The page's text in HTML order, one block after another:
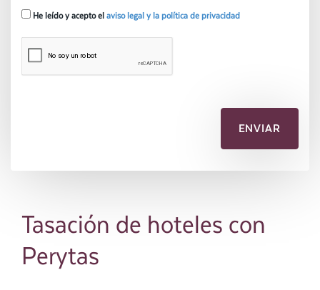
He leído y acepto el aviso legal y la política de privacidad
Tasación de hoteles con
Perytas